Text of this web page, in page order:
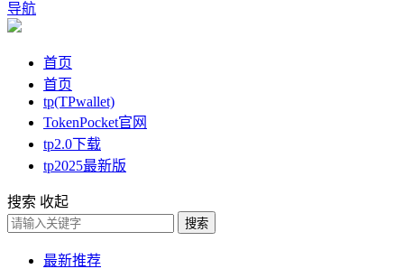
导航
首页
首页
tp(TPwallet)
TokenPocket官网
tp2.0下载
tp2025最新版
搜索 收起
搜索
最新推荐